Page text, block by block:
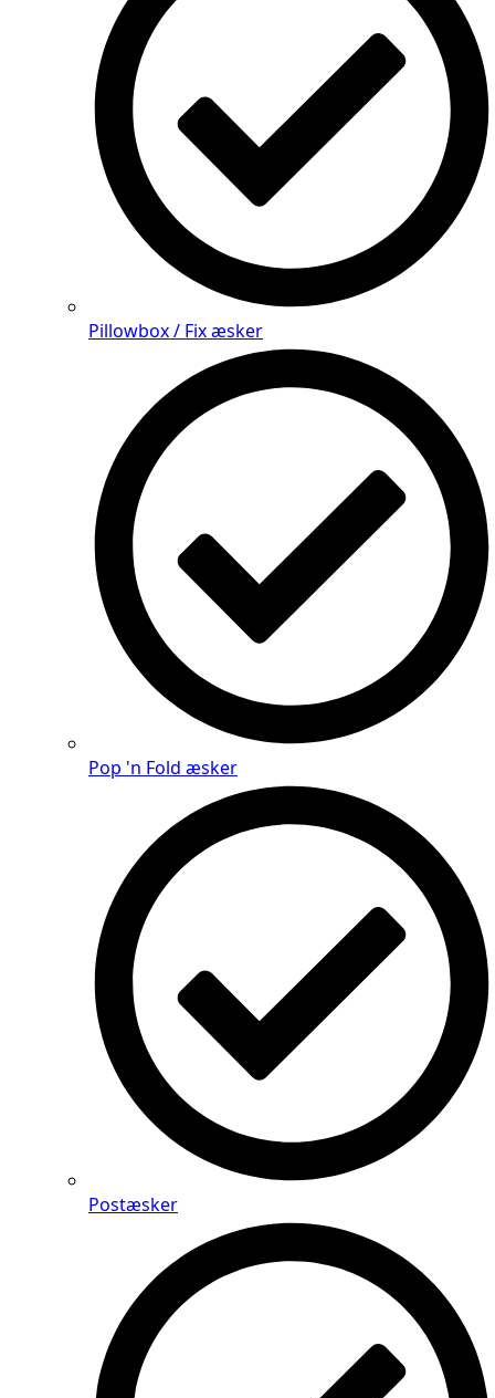
Pillowbox / Fix æsker
Pop 'n Fold æsker
Postæsker